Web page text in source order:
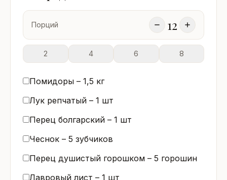
Порций 12
2 4 6 8
Помидоры – 1,5 кг
Лук репчатый – 1 шт
Перец болгарский – 1 шт
Чеснок – 5 зубчиков
Перец душистый горошком – 5 горошин
Лавровый лист – 1 шт